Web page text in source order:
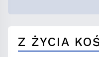
Z ŻYCIA